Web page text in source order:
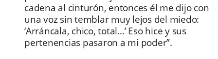
cadena al cinturón, entonces él me dijo con
una voz sin temblar muy lejos del miedo:
‘Arráncala, chico, total…’ Eso hice y sus
pertenencias pasaron a mi poder”.